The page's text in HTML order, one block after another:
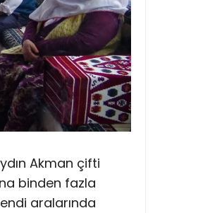
Akman çifti
binden fazla
aralarında